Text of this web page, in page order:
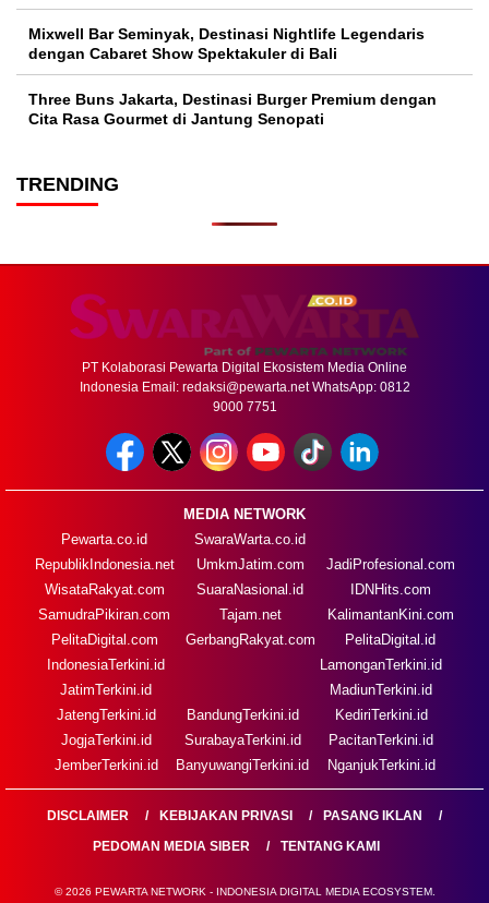
Mixwell Bar Seminyak, Destinasi Nightlife Legendaris
dengan Cabaret Show Spektakuler di Bali
Three Buns Jakarta, Destinasi Burger Premium dengan
Cita Rasa Gourmet di Jantung Senopati
TRENDING
PT Kolaborasi Pewarta Digital Ekosistem Media Online
Indonesia Email: redaksi@pewarta.netWhatsApp: 0812
9000 7751
MEDIA NETWORK
Pewarta.co.id
RepublikIndonesia.net
WisataRakyat.com
SamudraPikiran.com
PelitaDigital.com
SwaraWarta.co.id
UmkmJatim.com
SuaraNasional.id
Tajam.net
GerbangRakyat.com
JadiProfesional.com
IDNHits.com
KalimantanKini.com
PelitaDigital.id
IndonesiaTerkini.id
JatimTerkini.id
JatengTerkini.id
JogjaTerkini.id
JemberTerkini.id
BandungTerkini.id
SurabayaTerkini.id
BanyuwangiTerkini.id
LamonganTerkini.id
MadiunTerkini.id
KediriTerkini.id
PacitanTerkini.id
NganjukTerkini.id
DISCLAIMER KEBIJAKAN PRIVASI
PASANG IKLAN
PEDOMAN MEDIA SIBER
TENTANG KAMI
© 2026 PEWARTA NETWORK - INDONESIA DIGITAL MEDIA ECOSYSTEM.